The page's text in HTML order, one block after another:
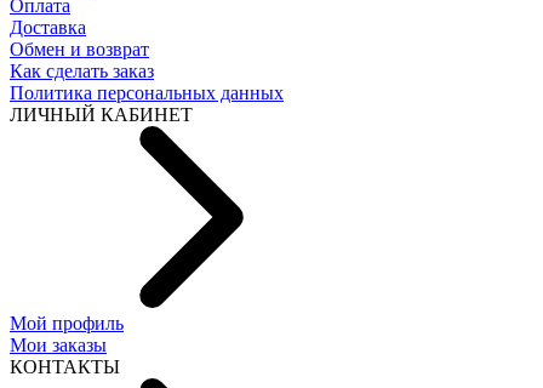
Оплата
Доставка
Обмен и возврат
Как сделать заказ
Политика персональных данных
ЛИЧНЫЙ КАБИНЕТ
Мой профиль
Мои заказы
КОНТАКТЫ